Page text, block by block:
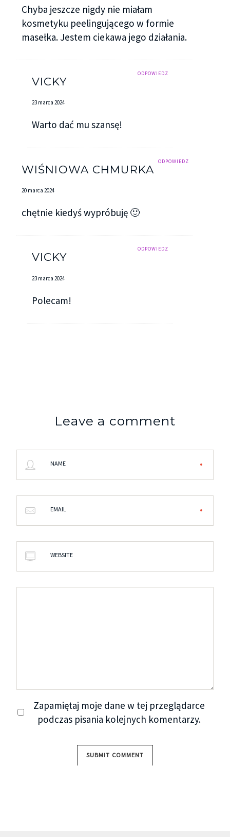
Chyba jeszcze nigdy nie miałam
kosmetyku peelingującego w formie
masełka. Jestem ciekawa jego działania.
ODPOWIEDZ
VICKY
23 marca 2024
Warto dać mu szansę!
ODPOWIEDZ
WIŚNIOWA CHMURKA
20 marca 2024
chętnie kiedyś wypróbuję 🙂
ODPOWIEDZ
VICKY
23 marca 2024
Polecam!
Leave a comment
NAME
EMAIL
WEBSITE
Zapamiętaj moje dane w tej przeglądarce
podczas pisania kolejnych komentarzy.